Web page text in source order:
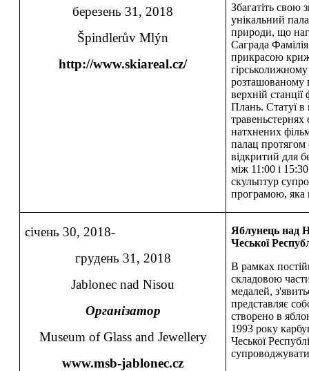
березень 31, 2018
Špindlerův Mlýn
http://www.skiareal.cz/
Збагатіть свою
унікальний
природи, що
Саграда
прикрасою
розташованому
верхній
Плань. Статуї в
травеньстернях
натхнених
палац протягом
відкритий для
між 11:00 і
скульптур
програмою, яка
січень 30, 2018-
грудень 31, 2018
Jablonec nad Nisou
Організатор
Museum of Glass and Jewellery
www.msb-jablonec.cz
Яблунець над
Чеської
В рамках
складовою
медалей,
представляє
створено в
1993 року
Чеської